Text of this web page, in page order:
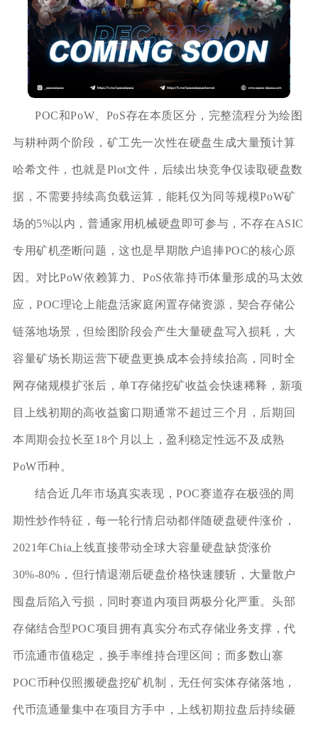
POC和PoW、PoS存在本质区分，完整流程分为绘图
与耕种两个阶段，矿工先一次性在硬盘生成大量预计算
哈希文件，也就是Plot文件，后续出块竞争仅读取硬盘数
据，不需要持续高负载运算，能耗仅为同等规模PoW矿
场的5%以内，普通家用机械硬盘即可参与，不存在ASIC
专用矿机垄断问题，这也是早期散户追捧POC的核心原
因。对比PoW依赖算力、PoS依靠持币体量形成的马太效
应，POC理论上能盘活家庭闲置存储资源，契合存储公
链落地场景，但绘图阶段会产生大量硬盘写入损耗，大
容量矿场长期运营下硬盘更换成本会持续抬高，同时全
网存储规模扩张后，单T存储挖矿收益会快速稀释，新项
目上线初期的高收益窗口期通常不超过三个月，后期回
本周期会拉长至18个月以上，盈利稳定性远不及成熟
PoW币种。
结合近几年市场真实表现，POC赛道存在极强的周
期性炒作特征，每一轮行情启动都伴随硬盘硬件涨价，
2021年Chia上线直接带动全球大容量硬盘缺货涨价
30%-80%，但行情退潮后硬盘价格快速腰斩，大量散户
囤盘后陷入亏损，同时赛道内项目两极分化严重。头部
存储结合型POC项目拥有真实分布式存储业务支撑，代
币流通市值稳定，换手率维持合理区间；而多数山寨
POC币种仅照搬硬盘挖矿机制，无任何实体存储落地，
代币流通量集中在项目方手中，上线初期拉盘后持续砸